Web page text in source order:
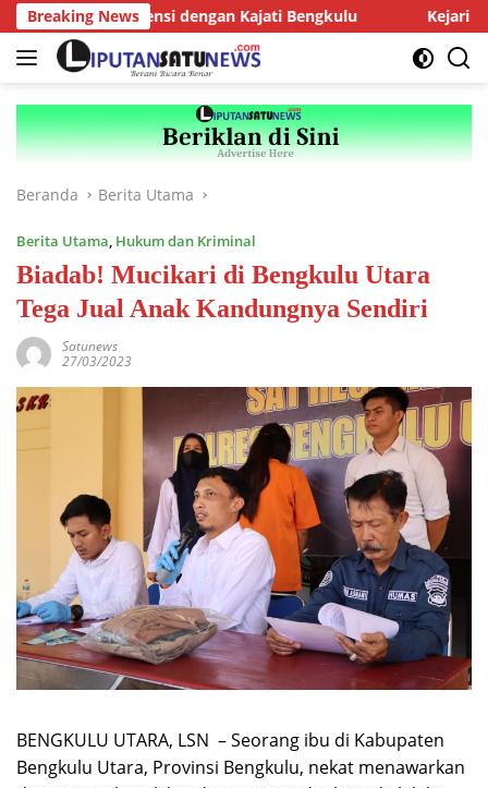
Langsung
ke
konten
Breaking News
AMJ Audiensi dengan Kajati Bengkulu Kejari
Beranda Berita Utama
Berita Utama, Hukum dan Kriminal
Biadab! Mucikari di Bengkulu Utara
Tega Jual Anak Kandungnya Sendiri
Satunews
27/03/2023
BENGKULU UTARA, LSN – Seorang ibu di Kabupaten
Bengkulu Utara, Provinsi Bengkulu, nekat menawarkan